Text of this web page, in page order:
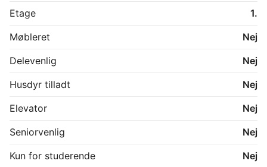
Etage
1.
Møbleret
Nej
Delevenlig
Nej
Husdyr tilladt
Nej
Elevator
Nej
Seniorvenlig
Nej
Kun for studerende
Nej